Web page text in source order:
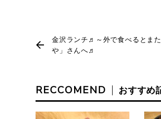
金沢ランチ♬～外で食べるとま
や」さんへ♬
RECCOMEND おすすめ